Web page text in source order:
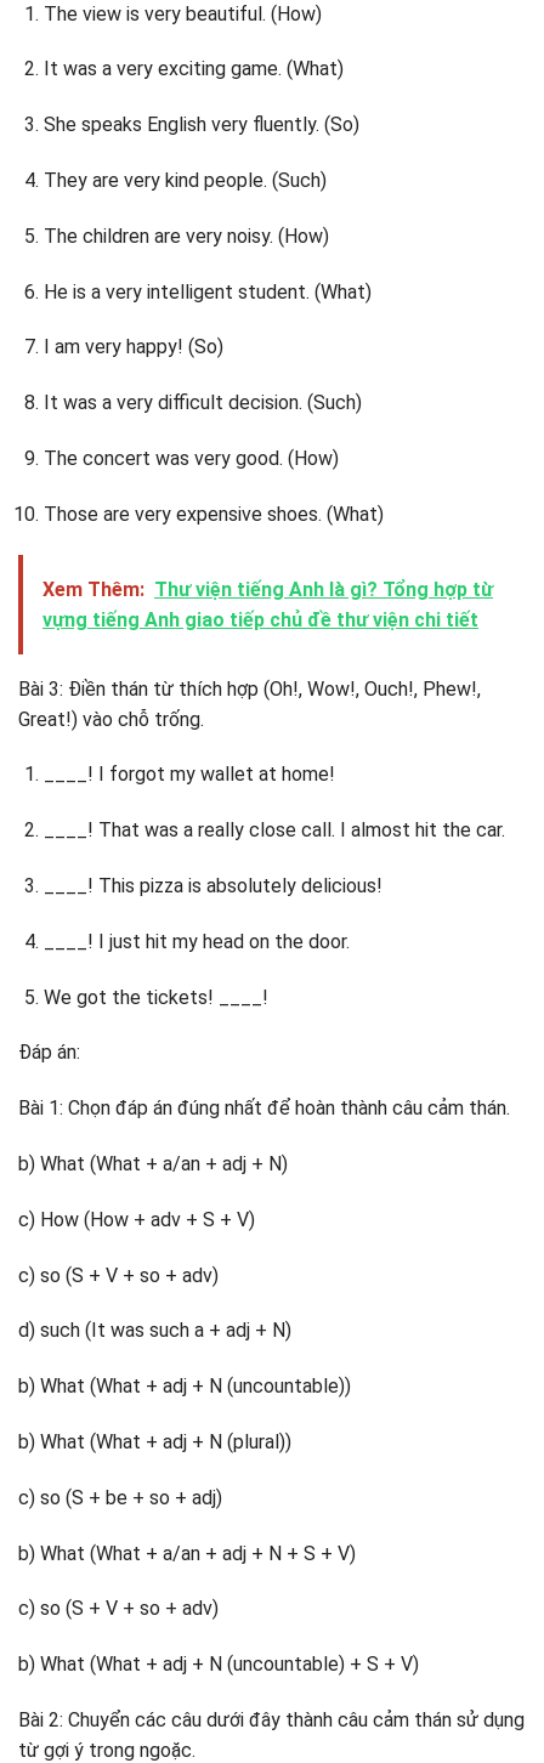
The view is very beautiful. (How)
It was a very exciting game. (What)
She speaks English very fluently. (So)
They are very kind people. (Such)
The children are very noisy. (How)
He is a very intelligent student. (What)
I am very happy! (So)
It was a very difficult decision. (Such)
The concert was very good. (How)
Those are very expensive shoes. (What)
Xem Thêm: Thư viện tiếng Anh là gì? Tổng hợp từ
vựng tiếng Anh giao tiếp chủ đề thư viện chi tiết
Bài 3: Điền thán từ thích hợp (Oh!, Wow!, Ouch!, Phew!,
Great!) vào chỗ trống.
____! I forgot my wallet at home!
____! That was a really close call. I almost hit the car.
____! This pizza is absolutely delicious!
____! I just hit my head on the door.
We got the tickets! ____!
Đáp án:
Bài 1: Chọn đáp án đúng nhất để hoàn thành câu cảm thán.
b) What (What + a/an + adj + N)
c) How (How + adv + S + V)
c) so (S + V + so + adv)
d) such (It was such a + adj + N)
b) What (What + adj + N (uncountable))
b) What (What + adj + N (plural))
c) so (S + be + so + adj)
b) What (What + a/an + adj + N + S + V)
c) so (S + V + so + adv)
b) What (What + adj + N (uncountable) + S + V)
Bài 2: Chuyển các câu dưới đây thành câu cảm thán sử dụng
từ gợi ý trong ngoặc.